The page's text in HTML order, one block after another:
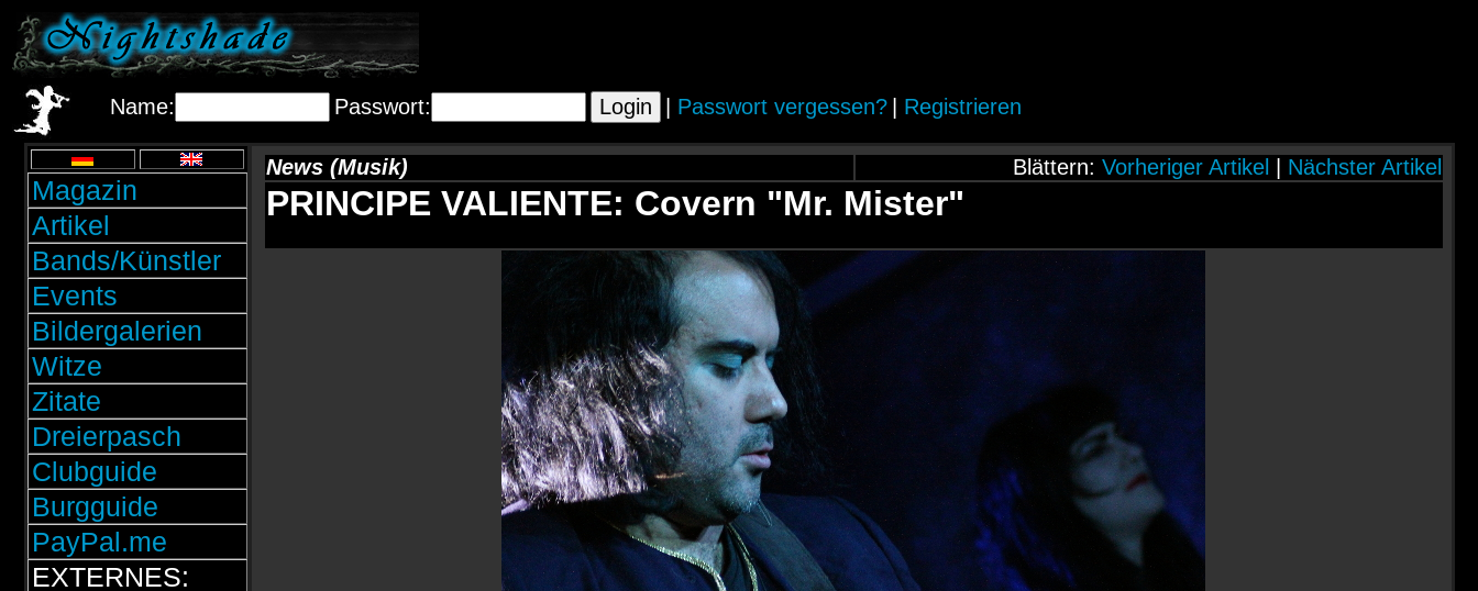
Name: Passwort: Passwort vergessen? Registrieren
Magazin
Artikel
Bands/Künstler
Events
Bildergalerien
Witze
Zitate
Dreierpasch
Clubguide
Burgguide
PayPal.me
EXTERNES:
News (Musik) Blättern: Vorheriger Artikel Nächster Artikel
PRINCIPE VALIENTE: Covern "Mr. Mister"